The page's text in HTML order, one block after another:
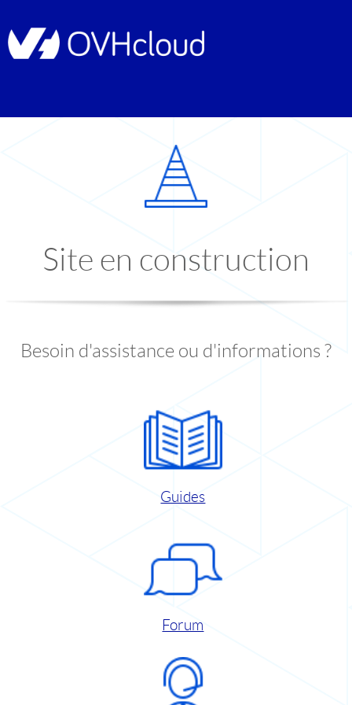
Site en construction
Besoin d'assistance ou d'informations ?
Guides
Forum